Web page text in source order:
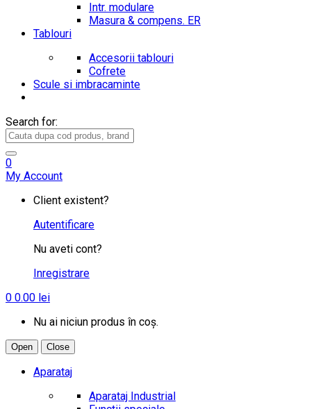
Intr. modulare
Masura & compens. ER
Tablouri
Accesorii tablouri
Cofrete
Scule si imbracaminte
Search for:
0
My Account
Client existent?
Autentificare
Nu aveti cont?
Inregistrare
0 0.00 lei
Nu ai niciun produs în coș.
Open Close
Aparataj
Aparataj Industrial